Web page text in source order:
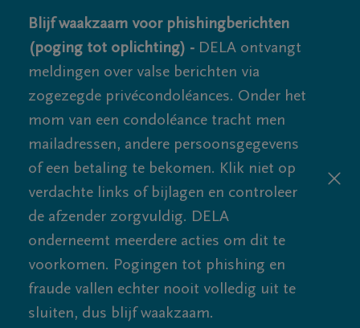
Blijf waakzaam voor phishingberichten
(poging tot oplichting) - DELA ontvangt
meldingen over valse berichten via
zogezegde privécondoléances. Onder het
mom van een condoléance tracht men
mailadressen, andere persoonsgegevens
of een betaling te bekomen. Klik niet op
verdachte links of bijlagen en controleer
de afzender zorgvuldig. DELA
onderneemt meerdere acties om dit te
voorkomen. Pogingen tot phishing en
fraude vallen echter nooit volledig uit te
sluiten, dus blijf waakzaam.